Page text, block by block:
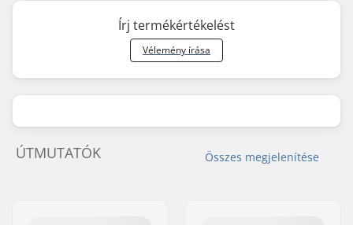
Írj termékértékelést
Vélemény írása
Összes megjelenítése
ÚTMUTATÓK